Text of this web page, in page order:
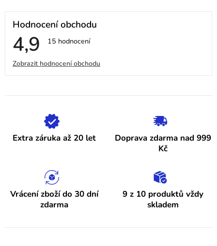
Hodnocení obchodu
4,9 Průměrné
je
hvězdiček.
15 hodnocení
V
ý
p
h
o
e
Zobrazit hodnocení obchodu
Extra záruka až 20 let
Doprava zdarma nad 999
Kč
Vrácení zboží do 30 dní
zdarma
9 z 10 produktů vždy
skladem